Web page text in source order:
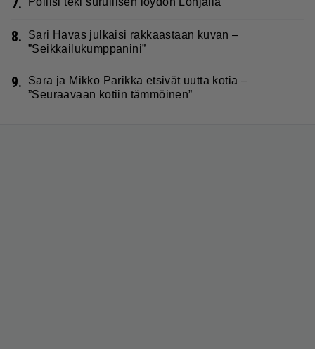
8.
Sari Havas julkaisi rakkaastaan kuvan –
”Seikkailukumppanini”
9.
Sara ja Mikko Parikka etsivät uutta kotia –
”Seuraavaan kotiin tämmöinen”